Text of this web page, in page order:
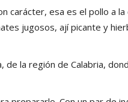
carácter, esa es el pollo a
jugosos, ají picante y
la región de Calabria,